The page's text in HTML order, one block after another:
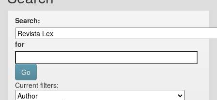
Search:
for
Current filters: